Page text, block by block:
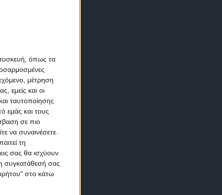
όπως τα
μέτρηση
εμείς και οι
ταυτοποίησης
εμάς και τους
σε πιο
να συναινέσετε.
τη
σας θα ισχύουν
συγκατάθεσή σας
στο κάτω